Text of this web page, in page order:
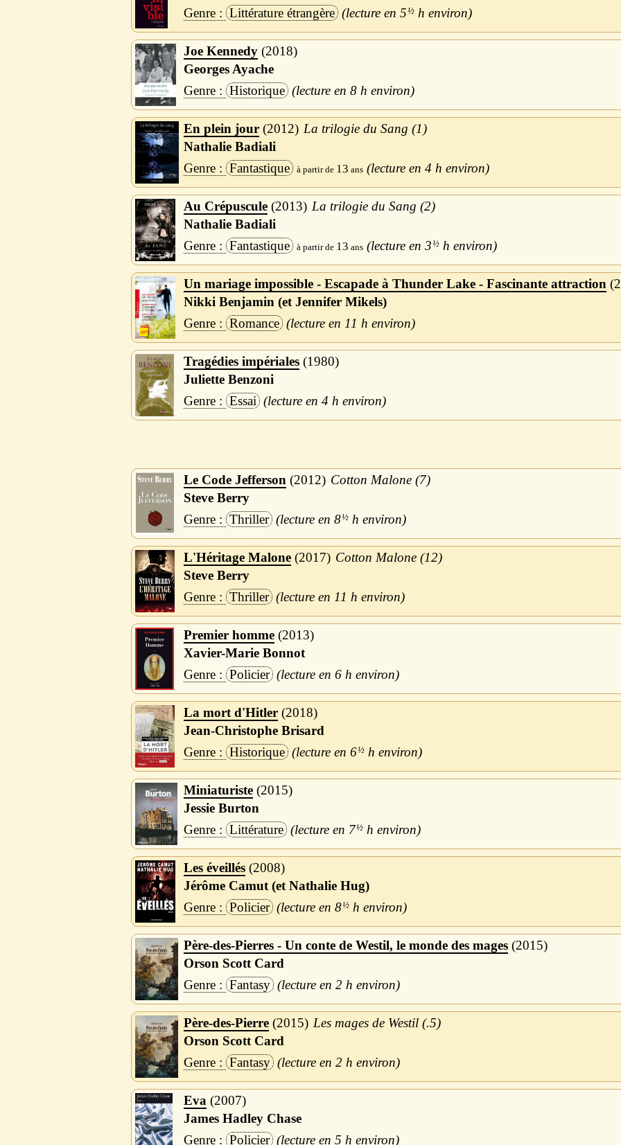
Littérature étrangère
5½h
Joe Kennedy 2018
Georges Ayache
Historique
8 h
En plein jour 2012
La trilogie du Sang (1)
Nathalie Badiali
Fantastique
13 4 h
Au Crépuscule 2013
La trilogie du Sang (2)
Nathalie Badiali
Fantastique
13 3½h
Un mariage impossible - Escapade à Thunder Lake - Fascinante attraction
Nikki Benjamin (et Jennifer Mikels)
Romance
11 h
Tragédies impériales 1980
Juliette Benzoni
Essai
4 h
Le Code Jefferson 2012
Cotton Malone (7)
Steve Berry
Thriller
8½h
L'Héritage Malone 2017
Cotton Malone (12)
Steve Berry
Thriller
11 h
Premier homme 2013
Xavier-Marie Bonnot
Policier
6 h
La mort d'Hitler 2018
Jean-Christophe Brisard
Historique
6½h
Miniaturiste 2015
Jessie Burton
Littérature
7½h
Les éveillés 2008
Jérôme Camut (et Nathalie Hug)
Policier
8½h
Père-des-Pierres - Un conte de Westil, le monde des mages 2015
Orson Scott Card
Fantasy
2 h
Père-des-Pierre 2015
Les mages de Westil (.5)
Orson Scott Card
Fantasy
2 h
Eva 2007
James Hadley Chase
Policier
5 h